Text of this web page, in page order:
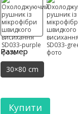
Размер
30×80 cm
Купити